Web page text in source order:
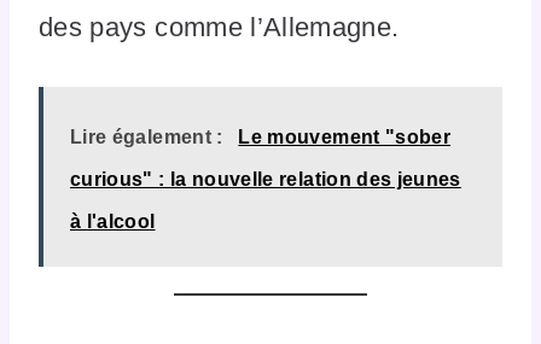
des pays comme l’Allemagne.
Lire également : Le mouvement "sober
curious" : la nouvelle relation des jeunes
à l'alcool